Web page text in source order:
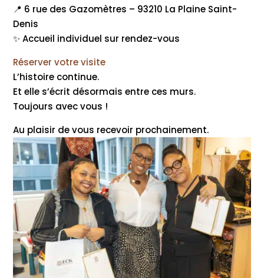
📍 6 rue des Gazomètres – 93210 La Plaine Saint-
Denis
✨ Accueil individuel sur rendez-vous
Réserver votre visite
L’histoire continue.
Et elle s’écrit désormais entre ces murs.
Toujours avec vous !
Au plaisir de vous recevoir prochainement.